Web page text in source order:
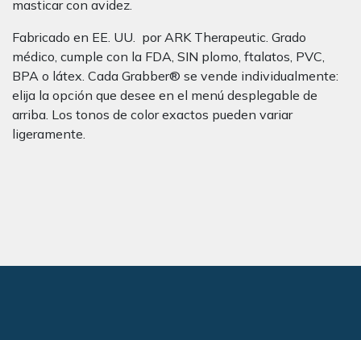
masticar con avidez.
Fabricado en EE. UU. por ARK Therapeutic. Grado
médico, cumple con la FDA, SIN plomo, ftalatos, PVC,
BPA o látex. Cada Grabber® se vende individualmente:
elija la opción que desee en el menú desplegable de
arriba. Los tonos de color exactos pueden variar
ligeramente.